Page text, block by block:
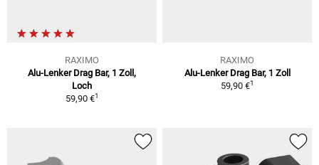
RAXIMO
Alu-Lenker Drag Bar, 1 Zoll,
Loch
59,90 €1
RAXIMO
Alu-Lenker Drag Bar, 1 Zoll
59,90 €1